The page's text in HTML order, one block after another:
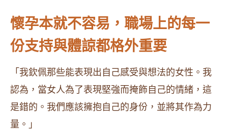
懷孕本就不容易，職場上的每一
份支持與體諒都格外重要
「我欽佩那些能表現出自己感受與想法的女性。我
認為，當女人為了表現堅強而掩飾自己的情緒，這
是錯的。我們應該擁抱自己的身份，並將其作為力
量。」